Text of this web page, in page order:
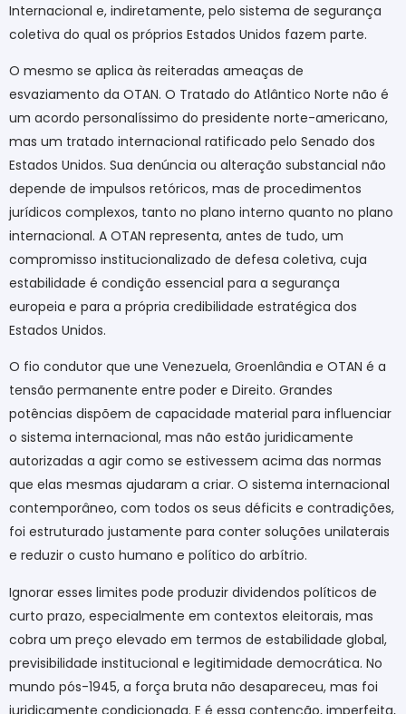
Internacional e, indiretamente, pelo sistema de segurança
coletiva do qual os próprios Estados Unidos fazem parte.
O mesmo se aplica às reiteradas ameaças de
esvaziamento da OTAN. O Tratado do Atlântico Norte não é
um acordo personalíssimo do presidente norte-americano,
mas um tratado internacional ratificado pelo Senado dos
Estados Unidos. Sua denúncia ou alteração substancial não
depende de impulsos retóricos, mas de procedimentos
jurídicos complexos, tanto no plano interno quanto no plano
internacional. A OTAN representa, antes de tudo, um
compromisso institucionalizado de defesa coletiva, cuja
estabilidade é condição essencial para a segurança
europeia e para a própria credibilidade estratégica dos
Estados Unidos.
O fio condutor que une Venezuela, Groenlândia e OTAN é a
tensão permanente entre poder e Direito. Grandes
potências dispõem de capacidade material para influenciar
o sistema internacional, mas não estão juridicamente
autorizadas a agir como se estivessem acima das normas
que elas mesmas ajudaram a criar. O sistema internacional
contemporâneo, com todos os seus déficits e contradições,
foi estruturado justamente para conter soluções unilaterais
e reduzir o custo humano e político do arbítrio.
Ignorar esses limites pode produzir dividendos políticos de
curto prazo, especialmente em contextos eleitorais, mas
cobra um preço elevado em termos de estabilidade global,
previsibilidade institucional e legitimidade democrática. No
mundo pós-1945, a força bruta não desapareceu, mas foi
juridicamente condicionada. E é essa contenção, imperfeita,